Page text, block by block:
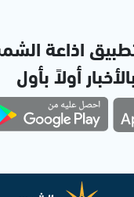
اذاعة
أولاً بأول